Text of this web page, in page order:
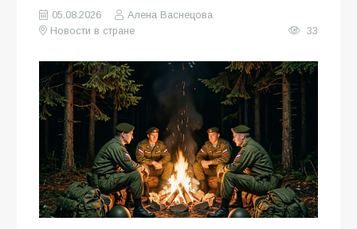
05.08.2026
Алена Васнецова
Новости в стране
33